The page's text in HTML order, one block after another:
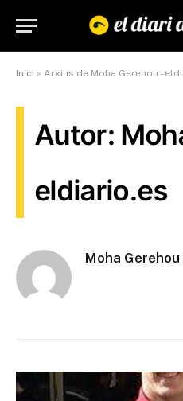
Inici » Arxius de Moha Gerehou -
Autor:
eldiario.es
Moha